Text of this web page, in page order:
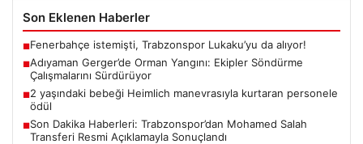
Son Eklenen Haberler
■Fenerbahçe istemişti, Trabzonspor Lukaku’yu da alıyor!
■Adıyaman Gerger’de Orman Yangını: Ekipler Söndürme
Çalışmalarını Sürdürüyor
■2 yaşındaki bebeği Heimlich manevrasıyla kurtaran personele
ödül
■Son Dakika Haberleri: Trabzonspor’dan Mohamed Salah
Transferi Resmi Açıklamayla Sonuçlandı